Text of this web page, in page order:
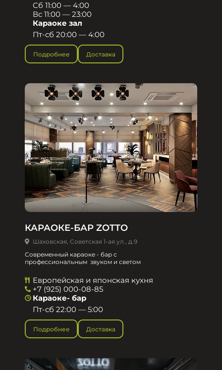
Сб 11:00 — 4:00
Вс 11:00 — 23:00
Караоке зал
Пт-сб 20:00 — 4:00
Подробнее Доставка
КАРАОКЕ-БАР ZOTTO
Шаховская, Советская 1-ая ул., д.9
Современный караоке - бар с
профессиональным звуком и светом
Европейская и японская кухня
+7 (925) 000-08-85
Караоке- бар
Пт-сб 22:00 — 5:00
Подробнее Доставка